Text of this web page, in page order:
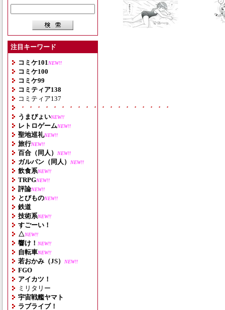
注目キーワード
コミケ101 NEW!!
コミケ100
コミケ99
コミティア138
コミティア137
・・・・・・・・・・・・・・・・・・・
うまぴょいNEW!!
レトロゲームNEW!!
聖地巡礼NEW!!
旅行NEW!!
百合（同人） NEW!!
ガルパン（同人） NEW!!
飲食系NEW!!
TRPGNEW!!
評論NEW!!
とびものNEW!!
鉄道
技術系NEW!!
すごーい！
△NEW!!
響け！ NEW!!
自転車NEW!!
若おかみ（JS） NEW!!
FGO
アイカツ！
ミリタリー
宇宙戦艦ヤマト
ラブライブ！